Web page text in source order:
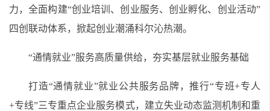
力，全面构建“创业培训、创业服务、创业孵化、创业活动”
四创联动体系，掀起创业潮涌科尔沁热潮。
“通情就业”服务高质量供给，夯实基层就业服务基础
打造“通情就业”就业公共服务品牌，推行“专班+专人
+专线”三专重点企业服务模式，建立失业动态监测机制和重